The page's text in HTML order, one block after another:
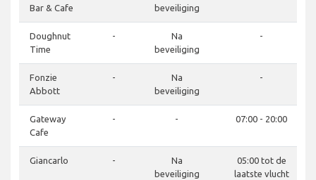
Bar & Cafe
beveiliging
Doughnut
Time
-
Na
beveiliging
-
Fonzie
Abbott
-
Na
beveiliging
-
Gateway
Cafe
- - 07:00 - 20:00
Giancarlo -
Na
beveiliging
05:00 tot de
laatste vlucht